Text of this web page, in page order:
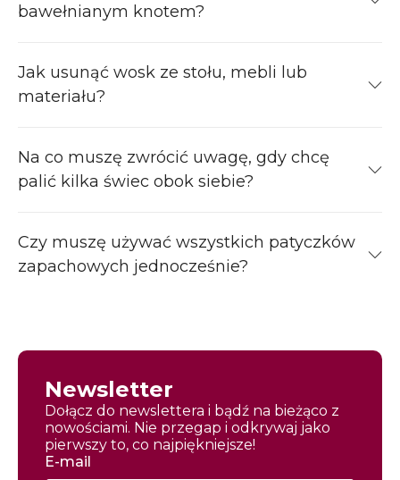
bawełnianym knotem?
Jak usunąć wosk ze stołu, mebli lub
materiału?
Na co muszę zwrócić uwagę, gdy chcę
palić kilka świec obok siebie?
Czy muszę używać wszystkich patyczków
zapachowych jednocześnie?
Newsletter
Dołącz do newslettera i bądź na bieżąco z
nowościami. Nie przegap i odkrywaj jako
pierwszy to, co najpiękniejsze!
E-mail